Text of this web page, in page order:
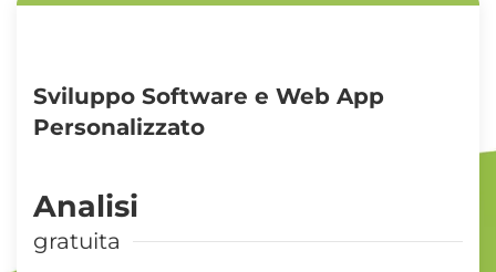
Sviluppo Software e Web App
Personalizzato
Analisi
gratuita